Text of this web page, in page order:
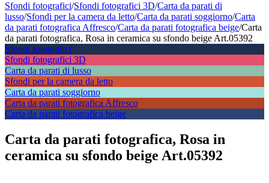
Sfondi fotografici/Sfondi fotografici 3D/Carta da parati di
lusso/Sfondi per la camera da letto/Carta da parati soggiorno/Carta
da parati fotografica Affresco/Carta da parati fotografica beige/Carta
da parati fotografica, Rosa in ceramica su sfondo beige Art.05392
Sfondi fotografici
Sfondi fotografici 3D
Carta da parati di lusso
Sfondi per la camera da letto
Carta da parati soggiorno
Carta da parati fotografica Affresco
Carta da parati fotografica beige
Carta da parati fotografica, Rosa in
ceramica su sfondo beige Art.05392